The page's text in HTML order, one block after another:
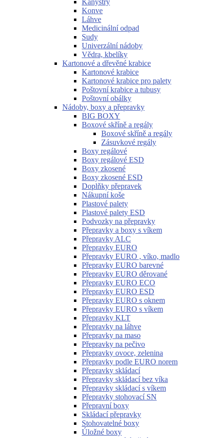
Konve
Láhve
Medicinální odpad
Sudy
Univerzální nádoby
Vědra, kbelíky
Kartonové a dřevěné krabice
Kartonové krabice
Kartonové krabice pro palety
Poštovní krabice a tubusy
Poštovní obálky
Nádoby, boxy a přepravky
BIG BOXY
Boxové skříně a regály
Boxové skříně a regály
Zásuvkové regály
Boxy regálové
Boxy regálové ESD
Boxy zkosené
Boxy zkosené ESD
Doplňky přepravek
Nákupní koše
Plastové palety
Plastové palety ESD
Podvozky na přepravky
Přepravky a boxy s víkem
Přepravky ALC
Přepravky EURO
Přepravky EURO , víko, madlo
Přepravky EURO barevné
Přepravky EURO děrované
Přepravky EURO ECO
Přepravky EURO ESD
Přepravky EURO s oknem
Přepravky EURO s víkem
Přepravky KLT
Přepravky na láhve
Přepravky na maso
Přepravky na pečivo
Přepravky ovoce, zelenina
Přepravky podle EURO norem
Přepravky skládací
Přepravky skládací bez víka
Přepravky skládací s víkem
Přepravky stohovací SN
Přepravní boxy
Skládací přepravky
Stohovatelné boxy
Úložné boxy